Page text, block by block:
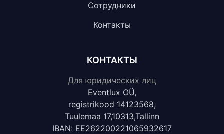
Сотрудники
Контакты
КОНТАКТЫ
Для юридических лиц
Eventlux OÜ,
registrikood 14123568,
Tuulemaa 17,10313,Tallinn
IBAN: EE262200221065932617